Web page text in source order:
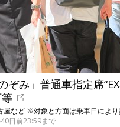
ぞみ」普通車指定席
屋など ※対象と方面は乗車日によ
日前23:59まで